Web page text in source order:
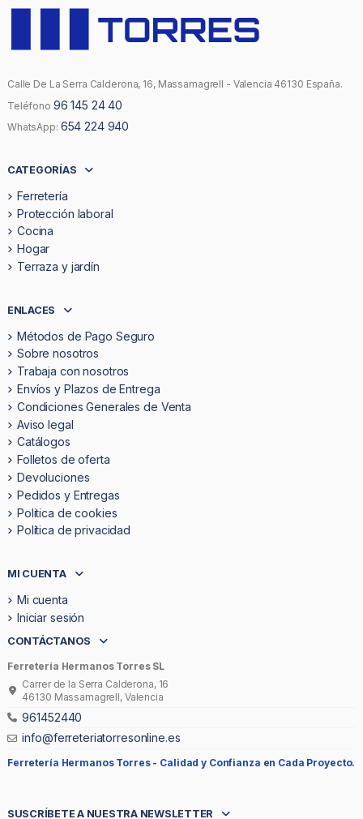
Calle De La Serra Calderona, 16, Massamagrell - Valencia 46130 España.
Teléfono 96 145 24 40
WhatsApp: 654 224 940
CATEGORÍAS
Ferretería
Protección laboral
Cocina
Hogar
Terraza y jardín
ENLACES
Métodos de Pago Seguro
Sobre nosotros
Trabaja con nosotros
Envíos y Plazos de Entrega
Condiciones Generales de Venta
Aviso legal
Catálogos
Folletos de oferta
Devoluciones
Pedidos y Entregas
Politica de cookies
Política de privacidad
MI CUENTA
Mi cuenta
Iniciar sesión
CONTÁCTANOS
Ferretería Hermanos Torres SL
Carrer de la Serra Calderona, 16
46130 Massamagrell, Valencia
961452440
info@ferreteriatorresonline.es
Ferretería Hermanos Torres - Calidad y Confianza en Cada Proyecto.
SUSCRÍBETE A NUESTRA NEWSLETTER